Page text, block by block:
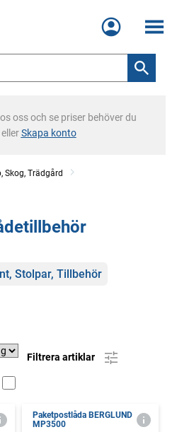
Meny
oss och se priser behöver du
ellerSkapa konto
Skog, Trädgård
Stolpar, Tillbehör
Filtrera artiklar
Paketpostlåda BERGLUND
MP3500